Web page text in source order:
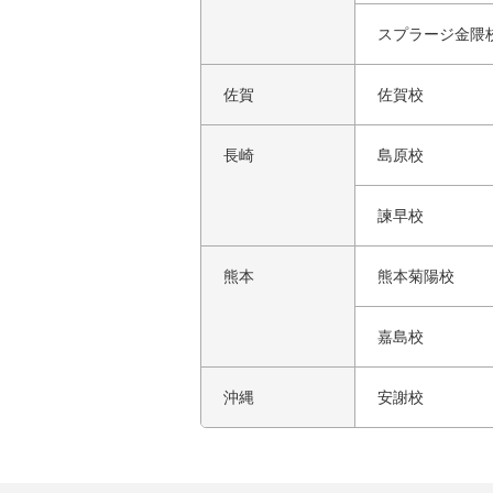
スプラージ金隈
佐賀 佐賀校
長崎 島原校
諫早校
熊本 熊本菊陽校
嘉島校
沖縄 安謝校